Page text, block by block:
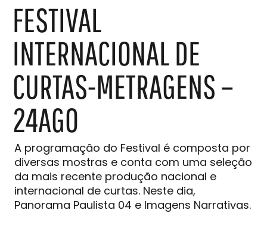
FESTIVAL
INTERNACIONAL DE
CURTAS-METRAGENS –
24AGO
A programação do Festival é composta por
diversas mostras e conta com uma seleção
da mais recente produção nacional e
internacional de curtas. Neste dia,
Panorama Paulista 04 e Imagens Narrativas.